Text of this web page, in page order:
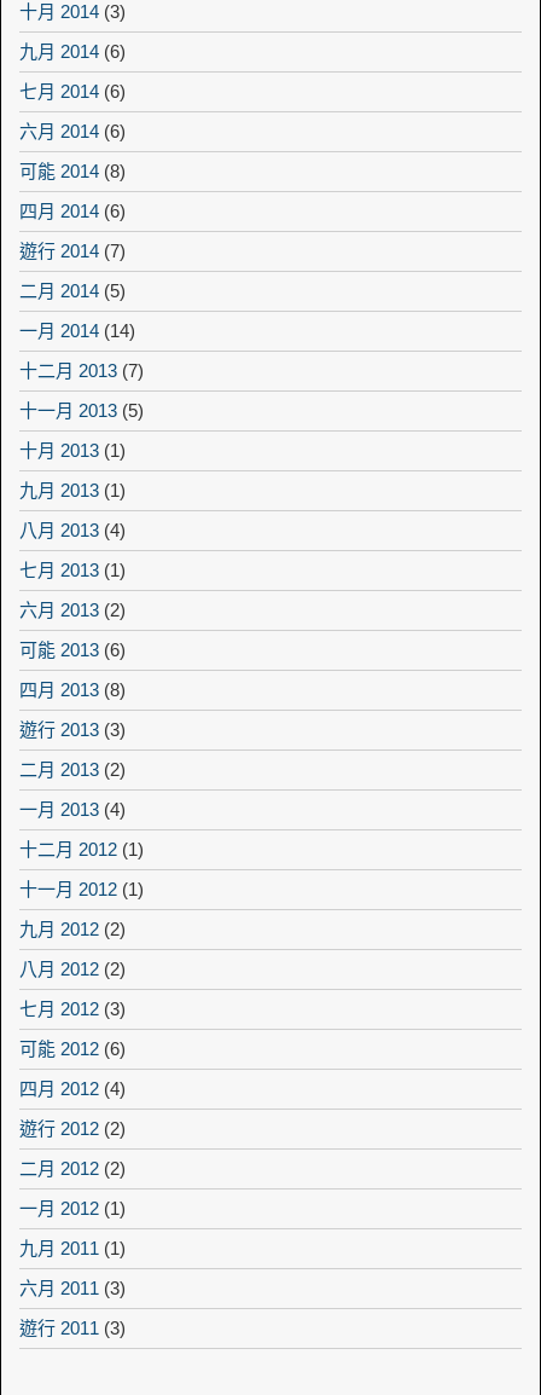
十月 2014 (3)
九月 2014 (6)
七月 2014 (6)
六月 2014 (6)
可能 2014 (8)
四月 2014 (6)
遊行 2014 (7)
二月 2014 (5)
一月 2014 (14)
十二月 2013 (7)
十一月 2013 (5)
十月 2013 (1)
九月 2013 (1)
八月 2013 (4)
七月 2013 (1)
六月 2013 (2)
可能 2013 (6)
四月 2013 (8)
遊行 2013 (3)
二月 2013 (2)
一月 2013 (4)
十二月 2012 (1)
十一月 2012 (1)
九月 2012 (2)
八月 2012 (2)
七月 2012 (3)
可能 2012 (6)
四月 2012 (4)
遊行 2012 (2)
二月 2012 (2)
一月 2012 (1)
九月 2011 (1)
六月 2011 (3)
遊行 2011 (3)